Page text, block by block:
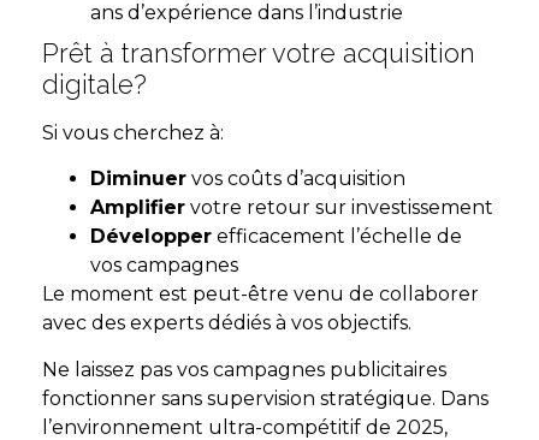
ans d’expérience dans l’industrie
Prêt à transformer votre acquisition
digitale?
Si vous cherchez à:
Diminuer vos coûts d’acquisition
Amplifier votre retour sur investissement
Développer efficacement l’échelle de
vos campagnes
Le moment est peut-être venu de collaborer
avec des experts dédiés à vos objectifs.
Ne laissez pas vos campagnes publicitaires
fonctionner sans supervision stratégique. Dans
l’environnement ultra-compétitif de 2025,